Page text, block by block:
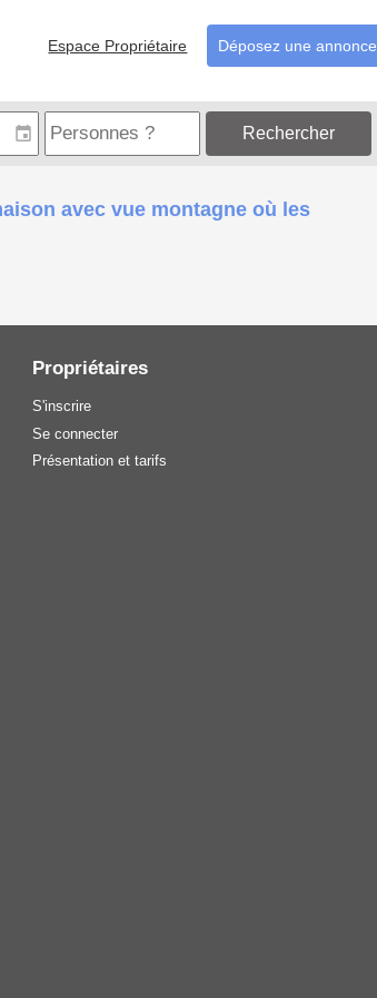
Espace Propriétaire Déposez une annonce
Rechercher
avec vue montagne où les
Propriétaires
S'inscrire
Se connecter
Présentation et tarifs